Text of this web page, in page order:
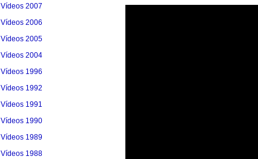
Vídeos 2007
Vídeos 2006
Vídeos 2005
Vídeos 2004
Vídeos 1996
Vídeos 1992
Vídeos 1991
Vídeos 1990
Vídeos 1989
Vídeos 1988